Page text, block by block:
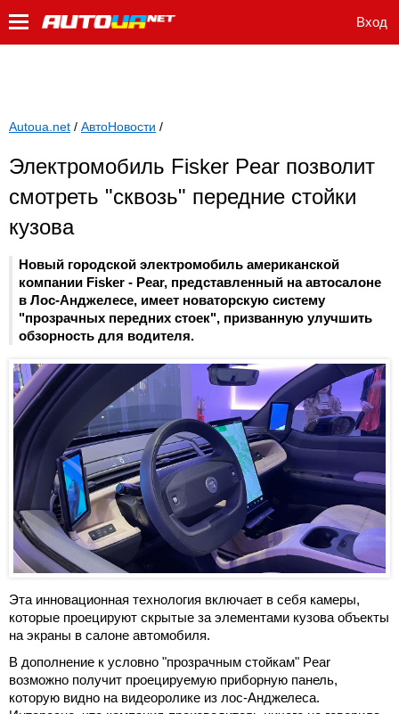
Вход
Autoua.net / АвтоНовости /
Электромобиль Fisker Pear позволит
смотреть "сквозь" передние стойки
кузова
Новый городской электромобиль американской
компании Fisker - Pear, представленный на автосалоне
в Лос-Анджелесе, имеет новаторскую систему
"прозрачных передних стоек", призванную улучшить
обзорность для водителя.
Эта инновационная технология включает в себя камеры,
которые проецируют скрытые за элементами кузова объекты
на экраны в салоне автомобиля.
В дополнение к условно "прозрачным стойкам" Pear
возможно получит проецируемую приборную панель,
которую видно на видеоролике из лос-Анджелеса.